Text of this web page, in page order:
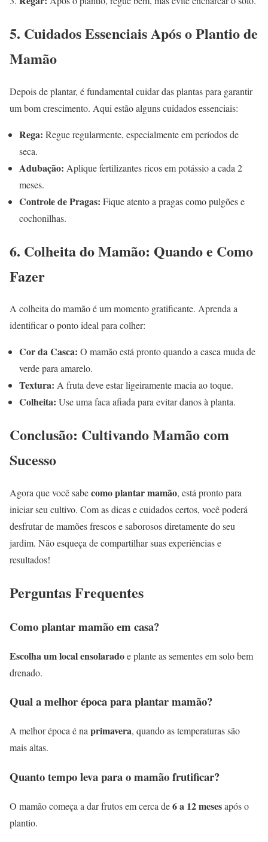
5. Cuidados Essenciais Após o Plantio de
Mamão
Depois de plantar, é fundamental cuidar das plantas para garantir
um bom crescimento. Aqui estão alguns cuidados essenciais:
Rega: Regue regularmente, especialmente em períodos de
seca.
Adubação: Aplique fertilizantes ricos em potássio a cada 2
meses.
Controle de Pragas: Fique atento a pragas como pulgões e
cochonilhas.
6. Colheita do Mamão: Quando e Como
Fazer
A colheita do mamão é um momento gratificante. Aprenda a
identificar o ponto ideal para colher:
Cor da Casca: O mamão está pronto quando a casca muda de
verde para amarelo.
Textura: A fruta deve estar ligeiramente macia ao toque.
Colheita: Use uma faca afiada para evitar danos à planta.
Conclusão: Cultivando Mamão com
Sucesso
Agora que você sabecomo plantar mamão, está pronto para
iniciar seu cultivo. Com as dicas e cuidados certos, você poderá
desfrutar de mamões frescos e saborosos diretamente do seu
jardim. Não esqueça de compartilhar suas experiências e
resultados!
Perguntas Frequentes
Como plantar mamão em casa?
Escolha um local ensolaradoe plante as sementes em solo bem
drenado.
Qual a melhor época para plantar mamão?
A melhor época é naprimavera, quando as temperaturas são
mais altas.
Quanto tempo leva para o mamão frutificar?
O mamão começa a dar frutos em cerca de6 a 12 mesesapós o
plantio.